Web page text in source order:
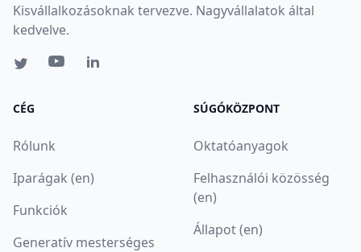
Kisvállalkozásoknak tervezve. Nagyvállalatok által
kedvelve.
CÉG
Rólunk
Iparágak (en)
Funkciók
Generatív mesterséges
SÚGÓKÖZPONT
Oktatóanyagok
Felhasználói közösség
(en)
Állapot (en)